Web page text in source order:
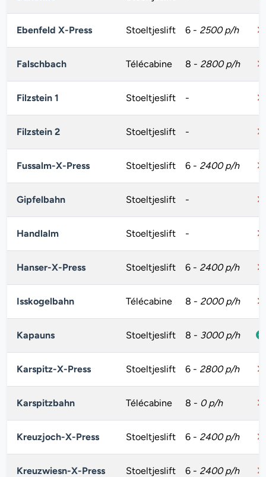
Ebenfeld X-Press Stoeltjeslift 6 - 2500 p/h
Falschbach Télécabine 8 - 2800 p/h
Filzstein 1 Stoeltjeslift -
Filzstein 2 Stoeltjeslift -
Fussalm-X-Press Stoeltjeslift 6 - 2400 p/h
Gipfelbahn Stoeltjeslift -
Handlalm Stoeltjeslift -
Hanser-X-Press Stoeltjeslift 6 - 2400 p/h
Isskogelbahn Télécabine 8 - 2000 p/h
Kapauns Stoeltjeslift 8 - 3000 p/h
Karspitz-X-Press Stoeltjeslift 6 - 2800 p/h
Karspitzbahn Télécabine 8 - 0 p/h
Kreuzjoch-X-Press Stoeltjeslift 6 - 2400 p/h
Kreuzwiesn-X-Press Stoeltjeslift 6 - 2400 p/h